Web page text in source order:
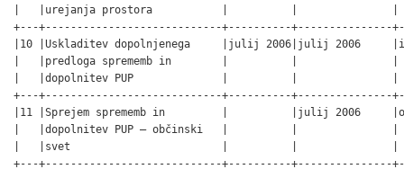
|   |urejanja prostora           |          |
+---+----------------------------+----------+---------------
|10 |Uskladitev dopolnjenega     |julij 2006|julij 2006
|   |predloga sprememb in        |          |
|   |dopolnitev PUP              |          |
+---+----------------------------+----------+---------------
|11 |Sprejem sprememb in         |          |julij 2006
|   |dopolnitev PUP – občinski   |          |
|   |svet                        |          |
+---+----------------------------+----------+---------------